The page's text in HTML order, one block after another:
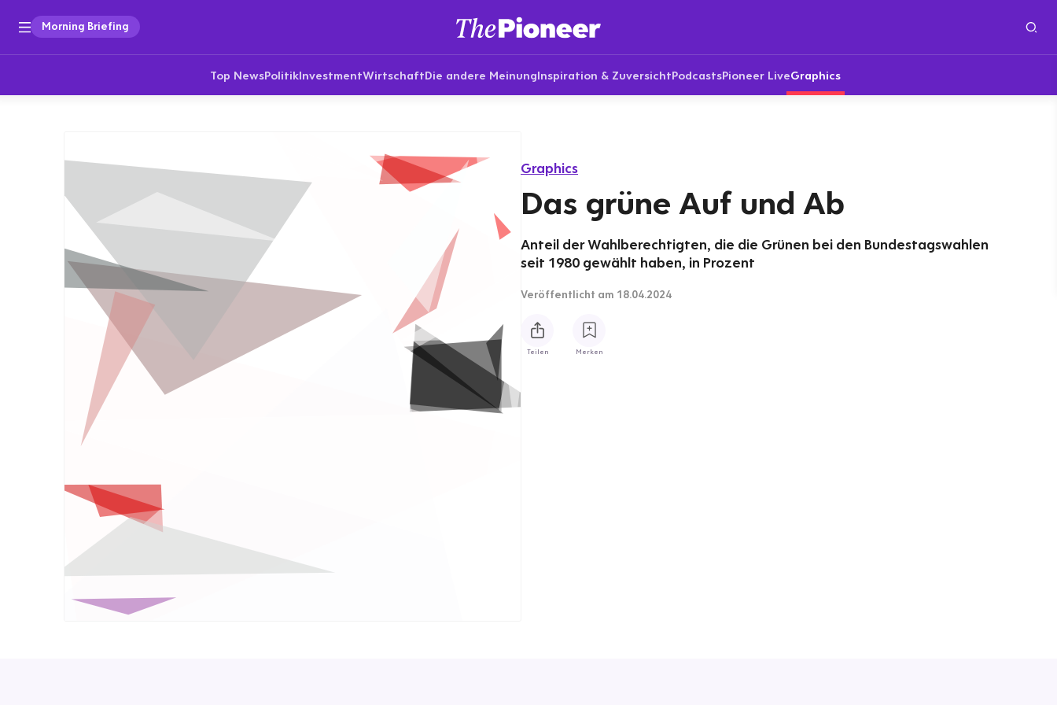
Morning Briefing
Top NewsPolitikInvestmentWirtschaftDie andere MeinungInspiration & ZuversichtPodcastsPioneer LiveGraphics
Graphics
Das grüne Auf und Ab
Anteil der Wahlberechtigten, die die Grünen bei den Bundestagswahlen
seit 1980 gewählt haben, in Prozent
Veröffentlicht am 18.04.2024
Teilen Merken